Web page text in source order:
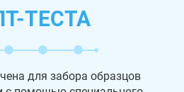
ТЕСТА
для забора образцов